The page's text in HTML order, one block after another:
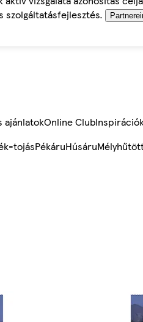
szolgáltatásfejlesztés.
ajánlatokOnline Club
tojásPékáruHúsáru